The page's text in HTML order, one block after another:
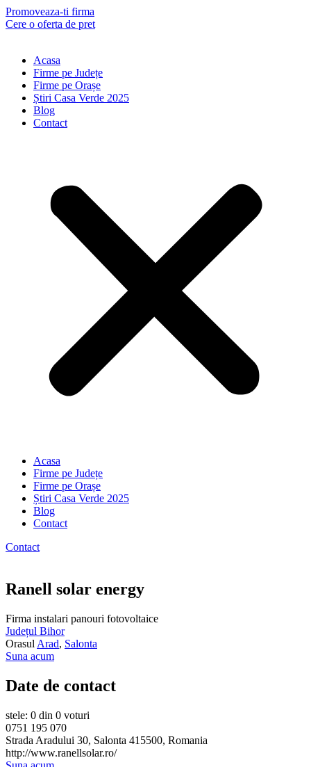
Skip
to
Promoveaza-ti firma
Cere o oferta de pret
Acasa
Firme pe Județe
Firme pe Orașe
Știri Casa Verde 2025
Blog
Contact
Acasa
Firme pe Județe
Firme pe Orașe
Știri Casa Verde 2025
Blog
Contact
Contact
Ranell solar energy
Firma instalari panouri fotovoltaice
Județul Bihor
Orasul Arad, Salonta
Suna acum
Date de contact
stele: 0 din 0 voturi
0751 195 070
Strada Aradului 30, Salonta 415500, Romania
http://www.ranellsolar.ro/